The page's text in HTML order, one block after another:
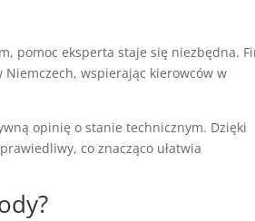
pomoc eksperta staje się niezbędna.
Niemczech, wspierając kierowców w
opinię o stanie technicznym. Dzięki
co znacząco ułatwia